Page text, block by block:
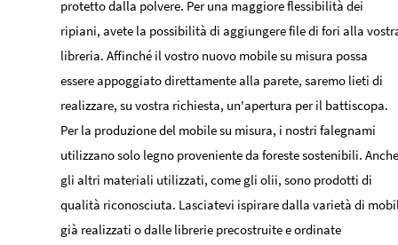
protetto dalla polvere. Per una maggiore flessibilità dei
ripiani, avete la possibilità di aggiungere file di fori alla
libreria. Affinché il vostro nuovo mobile su misura possa
essere appoggiato direttamente alla parete, saremo lieti di
realizzare, su vostra richiesta, un'apertura per il battiscopa.
Per la produzione del mobile su misura, i nostri falegnami
utilizzano solo legno proveniente da foreste sostenibili. Anche
gli altri materiali utilizzati, come gli olii, sono prodotti di
qualità riconosciuta. Lasciatevi ispirare dalla varietà di
già realizzati o dalle librerie precostruite e ordinate